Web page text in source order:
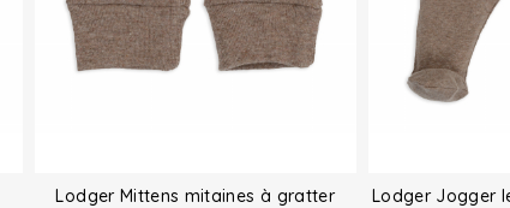
Lodger Mittens mitaines à gratter Lodger Jogger